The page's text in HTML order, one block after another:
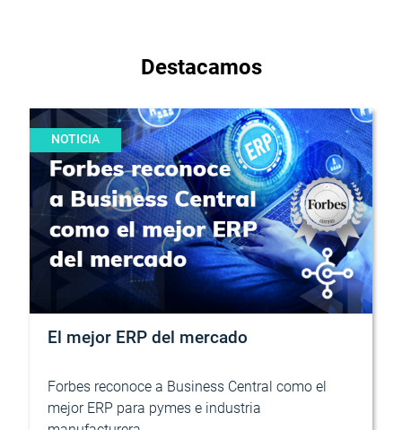
Destacamos
NOTICIA
El mejor ERP del mercado
Forbes reconoce a Business Central como el
mejor ERP para pymes e industria